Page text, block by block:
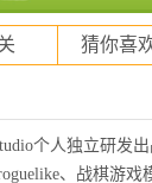
猜你喜
个人独立研发
、战棋游戏